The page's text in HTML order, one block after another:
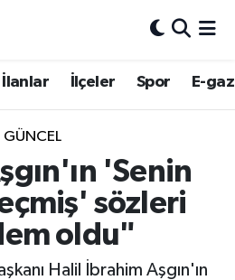
İlanlar İlçeler Spor E-
GÜNCEL
'Senin
sözleri
oldu"
Halil İbrahim Aşgın'ın
ve Fikstür